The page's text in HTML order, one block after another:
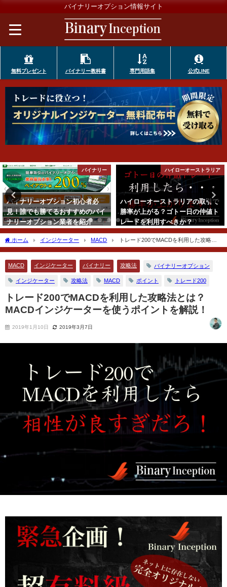
バイナリーオプション情報サイト
無料プレゼント バイナリー教科書 専門用語集 公式LINE
ー ハイローオーストラリア
ハイローオーストラリアの取引で
勝率が上がる？ゴトー日の仲値ト
レードを利用すべきか？
ハイローオーストラ
ハイローオーストラリアとは何
か？バイナリーオプション初心
でも勝率を上げて勝つためには
ホーム インジケーター MACD
トレード200でMACDを利用した攻略法
とは？MACDインジケーターを使うポイントを解説！
MACD インジケーター バイナリー 攻略法 バイナリーオプション
インジケーター 攻略法 MACD ポイント トレード200
トレード200でMACDを利用した攻略法とは？
MACDインジケーターを使うポイントを解説！
2019年1月10日 2019年3月7日